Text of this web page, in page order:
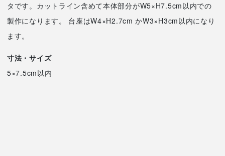
タです。カットライン含めて本体部分がW5×H7.5cm以内での
製作になります。 台座はW4×H2.7cm かW3×H3cm以内になり
ます。
寸法・サイズ
5×7.5cm以内